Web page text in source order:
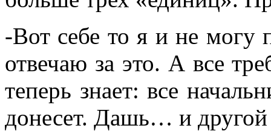
-Вот себе то я и не могу
отвечаю за это. А все
теперь знает: все
донесет. Дашь… и другой